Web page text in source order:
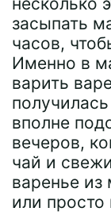
засыпать
часов,
Именно в
варить
вполне
вечеров,
чай и
варенье
или просто